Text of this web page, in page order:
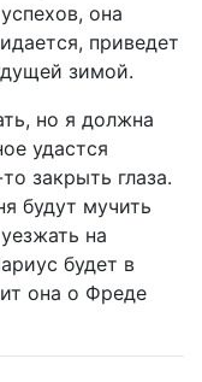
она
приведет
зимой.
но я должна
удастся
закрыть глаза.
будут мучить
на
будет в
она о Фреде